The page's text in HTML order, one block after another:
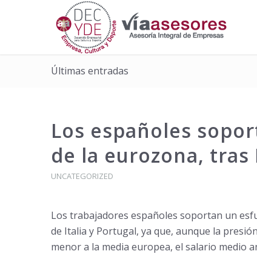
Últimas entradas
Los españoles
de la eurozona,
UNCATEGORIZED
Los trabajadores españoles soportan un
de Italia y Portugal, ya que, aunque la
menor a la media europea, el salario medio